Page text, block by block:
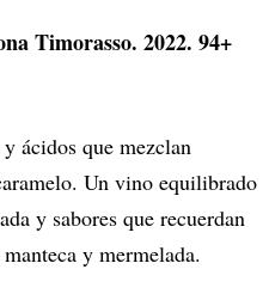
Timorasso. 2022. 94+
ácidos que mezclan
Un vino equilibrado
y sabores que recuerdan
y mermelada.